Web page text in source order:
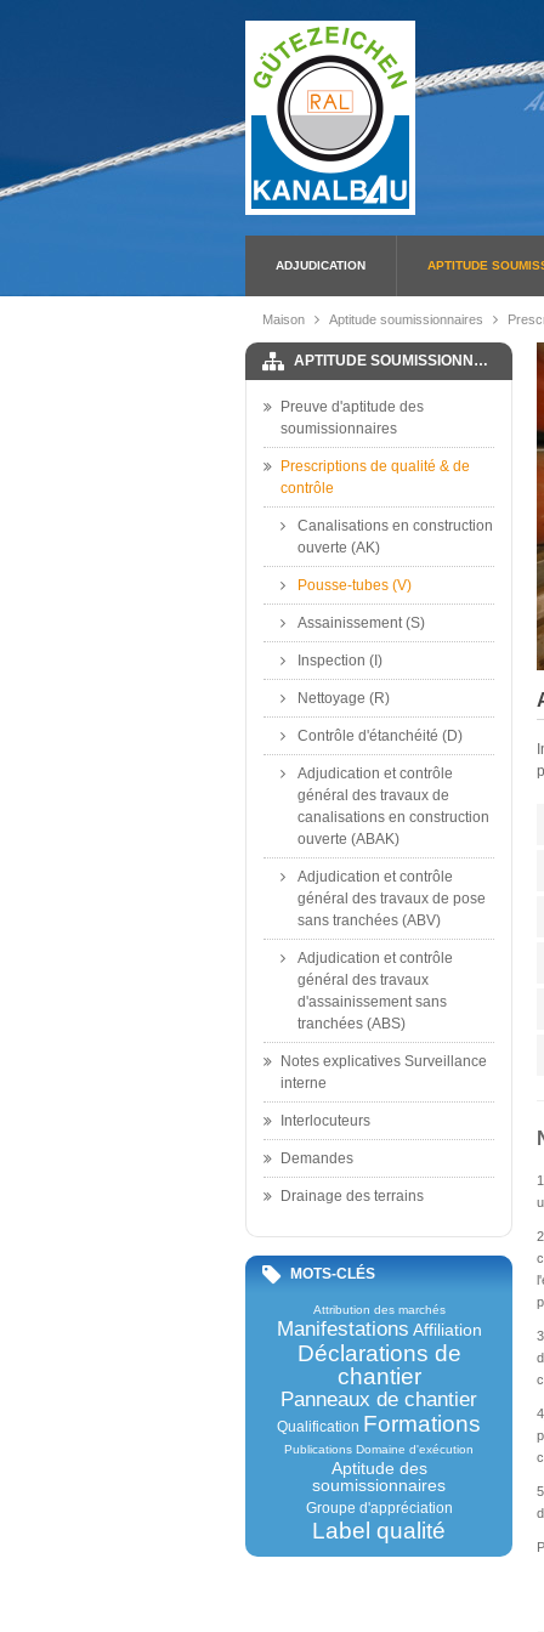
ADJUDICATION APTITUDE
Maison Aptitude soumissionnaires
APTITUDE SOUMISSIONNAIRES
Preuve d'aptitude des
soumissionnaires
Prescriptions de qualité & de
contrôle
Canalisations en construction
ouverte (AK)
Pousse-tubes (V)
Assainissement (S)
Inspection (I)
Nettoyage (R)
Contrôle d'étanchéité (D)
Adjudication et contrôle
général des travaux de
canalisations en construction
ouverte (ABAK)
Adjudication et contrôle
général des travaux de pose
sans tranchées (ABV)
Adjudication et contrôle
général des travaux
d'assainissement sans
tranchées (ABS)
Notes explicatives Surveillance
interne
Interlocuteurs
Demandes
Drainage des terrains
MOTS-CLÉS
Attribution des marchés
Manifestations Affiliation
Déclarations de
chantier
Panneaux de chantier
Qualification Formations
Publications Domaine d'exécution
Aptitude des
soumissionnaires
Groupe d'appréciation
Label qualité